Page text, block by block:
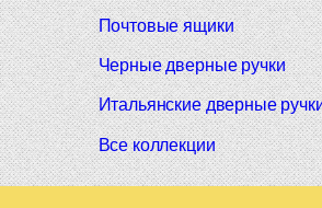
Почтовые ящики
Черные дверные ручки
Итальянские дверные
Все коллекции